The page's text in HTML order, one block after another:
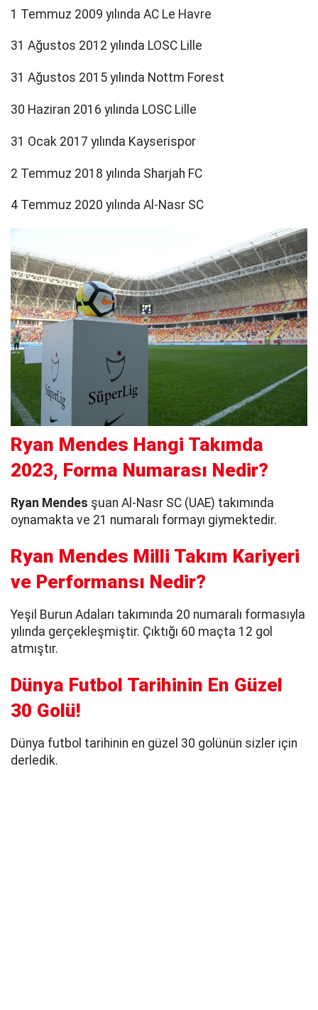
1 Temmuz 2009 yılında AC Le Havre
31 Ağustos 2012 yılında LOSC Lille
31 Ağustos 2015 yılında Nottm Forest
30 Haziran 2016 yılında LOSC Lille
31 Ocak 2017 yılında Kayserispor
2 Temmuz 2018 yılında Sharjah FC
4 Temmuz 2020 yılında Al-Nasr SC
Ryan Mendes Hangi Takımda
2023, Forma Numarası Nedir?
Ryan Mendes şuan Al-Nasr SC (UAE) takımında
oynamakta ve 21 numaralı formayı giymektedir.
Ryan Mendes Milli Takım Kariyeri
ve Performansı Nedir?
Yeşil Burun Adaları takımında 20 numaralı formasıyla
yılında gerçekleşmiştir. Çıktığı 60 maçta 12 gol
atmıştır.
Dünya Futbol Tarihinin En Güzel
30 Golü!
Dünya futbol tarihinin en güzel 30 golünün sizler için
derledik.